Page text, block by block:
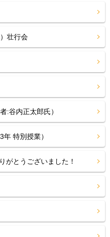
壮行会
:谷内正太郎氏）
特別授業）
とうございました！